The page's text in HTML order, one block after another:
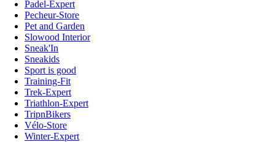
Padel-Expert
Pecheur-Store
Pet and Garden
Slowood Interior
Sneak'In
Sneakids
Sport is good
Training-Fit
Trek-Expert
Triathlon-Expert
TripnBikers
Vélo-Store
Winter-Expert